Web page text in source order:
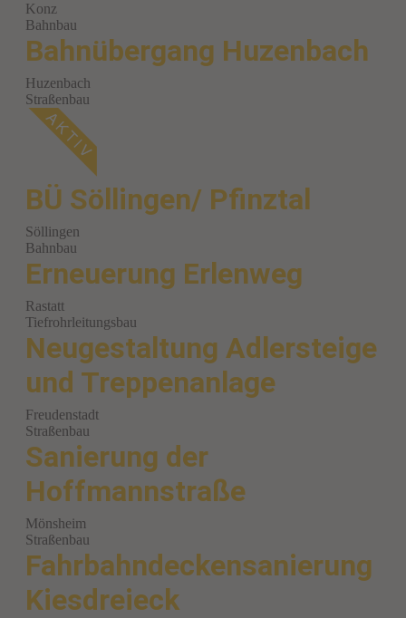
Konz
Bahnbau
Bahnübergang Huzenbach
Huzenbach
Straßenbau
BÜ Söllingen/ Pfinztal
Söllingen
Bahnbau
Erneuerung Erlenweg
Rastatt
Tiefrohrleitungsbau
Neugestaltung Adlersteige
und Treppenanlage
Freudenstadt
Straßenbau
Sanierung der
Hoffmannstraße
Mönsheim
Straßenbau
Fahrbahndeckensanierung
Kiesdreieck